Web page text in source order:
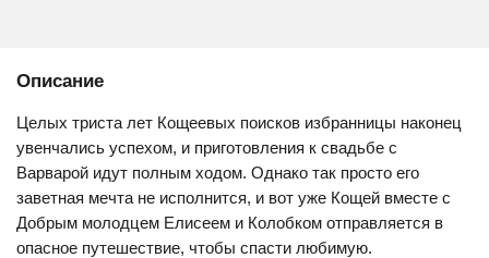
Описание
Целых триста лет Кощеевых поисков избранницы наконец
увенчались успехом, и приготовления к свадьбе с
Варварой идут полным ходом. Однако так просто его
заветная мечта не исполнится, и вот уже Кощей вместе с
Добрым молодцем Елисеем и Колобком отправляется в
опасное путешествие, чтобы спасти любимую.